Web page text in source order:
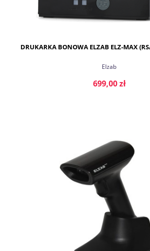
DRUKARKA BONOWA ELZAB ELZ-MAX
Elzab
699,00 zł
DO KOSZYKA